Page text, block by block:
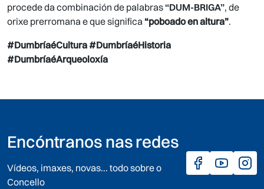
procede da combinación de palabras“DUM-BRIGA”, de
orixe prerromana e que significa“poboado en altura”.
#DumbríaéCultura #DumbríaéHistoria
#DumbríaéArqueoloxía
Encóntranos nas redes
Vídeos, imaxes, novas... todo sobre o
Concello